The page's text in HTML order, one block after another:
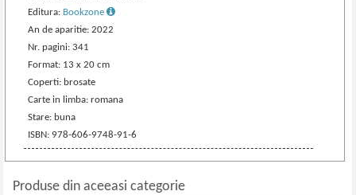
Editura: Bookzone
An de aparitie: 2022
Nr. pagini: 341
Format: 13 x 20 cm
Coperti: brosate
Carte in limba: romana
Stare: buna
ISBN: 978-606-9748-91-6
Produse din aceeasi categorie